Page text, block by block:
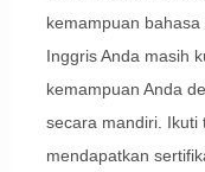
kemampuan
Inggris Anda masih
kemampuan Anda
secara mandiri. Ikuti
mendapatkan